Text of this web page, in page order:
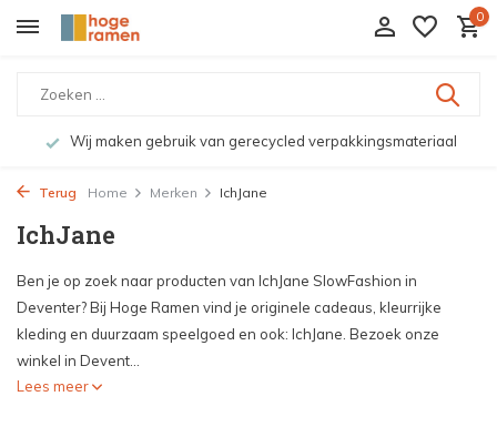
0
Wij maken gebruik van gerecycled verpakkingsmateriaal
Terug Home Merken IchJane
IchJane
Ben je op zoek naar producten van IchJane SlowFashion in
Deventer? Bij Hoge Ramen vind je originele cadeaus, kleurrijke
kleding en duurzaam speelgoed en ook: IchJane. Bezoek onze
winkel in Devent...
Lees meer